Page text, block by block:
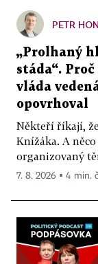
PETR
„Prolhaný
stáda“.
vláda
opovrhoval
Někteří říkají,
Knížáka. A
organizovaný
7. 8. 2026 ▪ 4 min.